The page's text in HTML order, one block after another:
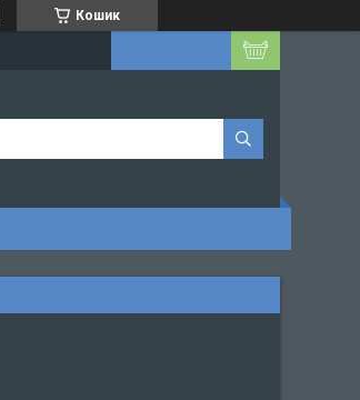
Кошик